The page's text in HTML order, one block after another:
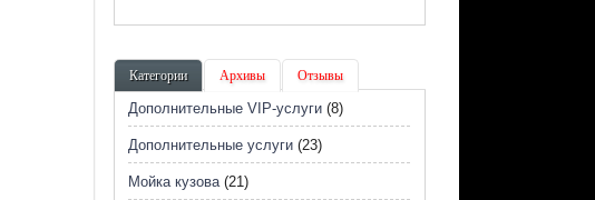
с
концерна
«Volkswagen»
Категории Архивы Отзывы
Дополнительные VIP-услуги (8)
Дополнительные услуги (23)
Мойка кузова(21)